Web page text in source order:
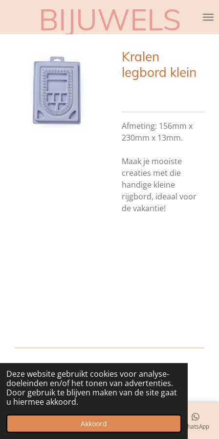
Deze website gebruikt cookies voor analyse-
doeleinden en/of het tonen van advertenties.
Door gebruik te blijven maken van de site gaat
u hiermee akkoord.
Akkoord
naar
hoofdinhoud
BIJUWELS
Kralen
legbord klein
Afmeting: 156mm x
230mm x 13mm.
Maak je mooiste
creaties met die
handige kleine
rijgbord, ideaal voor
de vakantie!
© 2018 - 2026 bijuwels
Telefoonnummer WhatsApp